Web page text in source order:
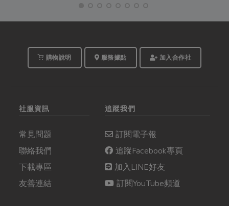
購物說明 服務據點 加入合作社
社服資訊
常見問題
聯絡我們
下載專區
友善連結
追蹤我們
訂閱電子報
追蹤Facebook專頁
加入LINE好友
訂閱YouTube頻道